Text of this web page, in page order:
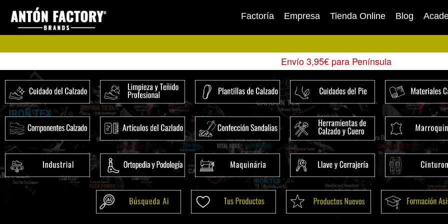
contenido
Factoría Empresa Tienda Online Blog
Envío 3,95€ para Península